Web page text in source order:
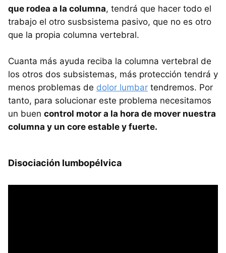
que rodea a la columna, tendrá que hacer todo el
trabajo el otro susbsistema pasivo, que no es otro
que la propia columna vertebral.
Cuanta más ayuda reciba la columna vertebral de
los otros dos subsistemas, más protección tendrá y
menos problemas de dolor lumbar tendremos. Por
tanto, para solucionar este problema necesitamos
un buen control motor a la hora de mover nuestra
columna y un core estable y fuerte.
Disociación lumbopélvica